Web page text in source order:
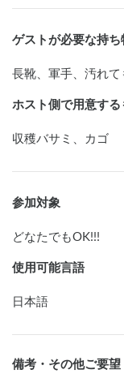
ゲストが必要な持ち
長靴、軍手、汚れ
ホスト側で用意する
収穫バサミ、カゴ
参加対象
どなたでもOK!!!
使用可能言語
日本語
備考・その他ご要望